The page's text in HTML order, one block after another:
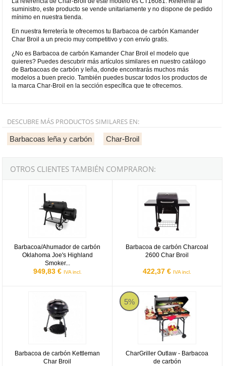
suministro, este producto se vende unitariamente y no dispone de pedido
mínimo en nuestra tienda.
En nuestra ferretería te ofrecemos tu Barbacoa de carbón Kamander
Char Broil a un precio muy competitivo y con envío gratis.
¿No es Barbacoa de carbón Kamander Char Broil el modelo que
quieres? Puedes descubrir más artículos similares en nuestro catálogo
de Barbacoas de carbón y leña, donde encontrarás muchos más
modelos a buen precio. También puedes buscar todos los productos de
la marca Char-Broil en la sección específica que te ofrecemos.
DESCUBRE MÁS PRODUCTOS SIMILARES EN:
Barbacoas leña y carbón Char-Broil
OTROS CLIENTES TAMBIÉN COMPRARON:
Barbacoa/Ahumador de carbón
Oklahoma Joe's Highland
Smoker...
949,83 € IVA incl.
Barbacoa de carbón Charcoal
2600 Char Broil
422,37 € IVA incl.
Barbacoa de carbón Kettleman
Char Broil
Barbacoa de carbón Kettleman Char Broil
5%
CharGriller Outlaw - Barbacoa
de carbón
CharGriller Outlaw - Barbacoa de